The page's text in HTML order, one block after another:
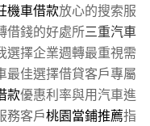
機車借款放心的搜索服
借錢的好處所三重汽車
選擇企業週轉最重視需
最佳選擇借貸客戶專屬
款優惠利率與用汽車進
務客戶桃園當鋪推薦指